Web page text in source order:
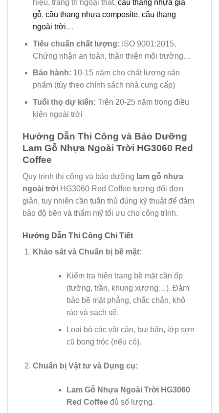
hiệu, trang trí ngoại thất, cầu thang nhựa giả
gỗ, cầu thang nhựa composite, cầu thang
ngoài trời…
Tiêu chuẩn chất lượng: ISO 9001:2015,
Chứng nhận an toàn, thân thiện môi trường…
Bảo hành: 10-15 năm cho chất lượng sản
phẩm (tùy theo chính sách nhà cung cấp)
Tuổi thọ dự kiến: Trên 20-25 năm trong điều
kiện ngoài trời
Hướng Dẫn Thi Công và Bảo Dưỡng
Lam Gỗ Nhựa Ngoài Trời HG3060 Red
Coffee
Quy trình thi công và bảo dưỡng lam gỗ nhựa
ngoài trời HG3060 Red Coffee tương đối đơn
giản, tuy nhiên cần tuân thủ đúng kỹ thuật để đảm
bảo độ bền và thẩm mỹ tối ưu cho công trình.
Hướng Dẫn Thi Công Chi Tiết
Khảo sát và Chuẩn bị bề mặt:
Kiểm tra hiện trạng bề mặt cần ốp
(tường, trần, khung xương…). Đảm
bảo bề mặt phẳng, chắc chắn, khô
ráo và sạch sẽ.
Loại bỏ các vật cản, bụi bẩn, lớp sơn
cũ bong tróc (nếu có).
Chuẩn bị Vật tư và Dụng cụ:
Lam Gỗ Nhựa Ngoài Trời HG3060
Red Coffeeđủ số lượng.